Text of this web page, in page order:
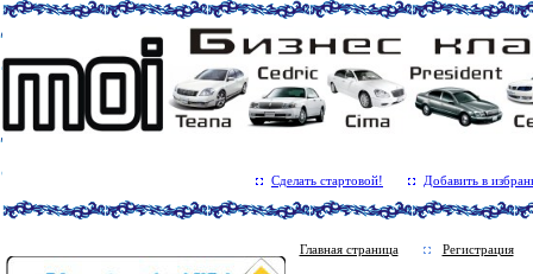
Сделать стартовой! Добавить в
Главная страница Регистрация